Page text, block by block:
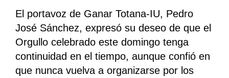
El portavoz de Ganar Totana-IU, Pedro
José Sánchez, expresó su deseo de que el
Orgullo celebrado este domingo tenga
continuidad en el tiempo, aunque confió en
que nunca vuelva a organizarse por los